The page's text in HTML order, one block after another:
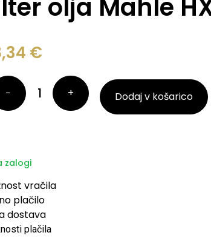
olja Mahle
€
− + Dodaj v košarico
zalogi
vračila
plačilo
dostava
plačila